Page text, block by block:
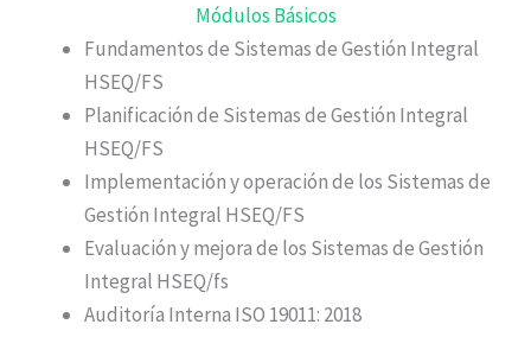
Módulos Básicos
Fundamentos de Sistemas de Gestión Integral
HSEQ/FS
Planificación de Sistemas de Gestión Integral
HSEQ/FS
Implementación y operación de los Sistemas de
Gestión Integral HSEQ/FS
Evaluación y mejora de los Sistemas de Gestión
Integral HSEQ/fs
Auditoría Interna ISO 19011: 2018